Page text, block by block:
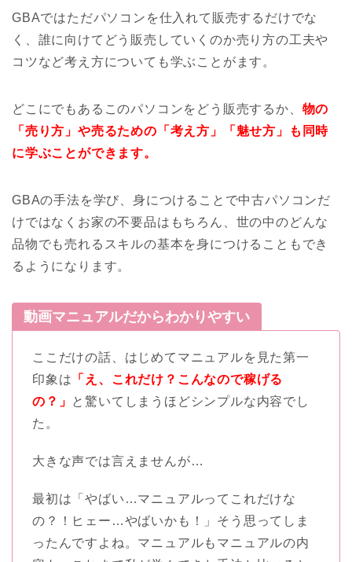
GBAではただパソコンを仕入れて販売するだけでな
く、誰に向けてどう販売していくのか売り方の工夫や
コツなど考え方についても学ぶことがます。
どこにでもあるこのパソコンをどう販売するか、 物の
「売り方」や売るための「考え方」「魅せ方」も同時
に学ぶことができます。
GBAの手法を学び、身につけることで中古パソコンだ
けではなくお家の不要品はもちろん、世の中のどんな
品物でも売れるスキルの基本を身につけることもでき
るようになります。
動画マニュアルだからわかりやすい
ここだけの話、はじめてマニュアルを見た第一
印象は 「え、これだけ？こんなので稼げる
の？」 と驚いてしまうほどシンプルな内容でし
た。
大きな声では言えませんが…
最初は「やばい…マニュアルってこれだけな
の？！ヒェー…やばいかも！」そう思ってしま
ったんですよね。マニュアルもマニュアルの内